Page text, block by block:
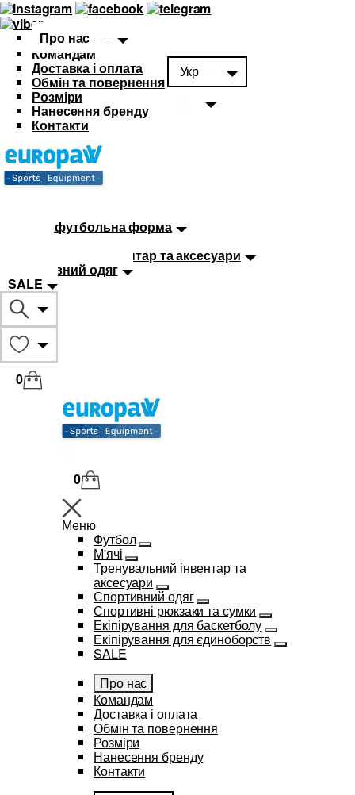
Про нас
Командам
Доставка і оплата
Обмін та повернення
Розміри
Нанесення бренду
Контакти
Укр
Дитяча футбольна форма
Тренувальний інвентар та аксесуари
Спортивний одяг
SALE
0
0
Меню
Футбол
М'ячі
Тренувальний інвентар та
аксесуари
Спортивний одяг
Спортивні рюкзаки та сумки
Екіпірування для баскетболу
Екіпірування для єдиноборств
SALE
Про нас
Командам
Доставка і оплата
Обмін та повернення
Розміри
Нанесення бренду
Контакти